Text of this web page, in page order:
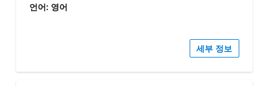
언어: 영어
세부 정보